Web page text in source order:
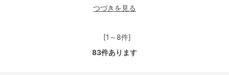
つづきを見る
[1～8件]
83件あります